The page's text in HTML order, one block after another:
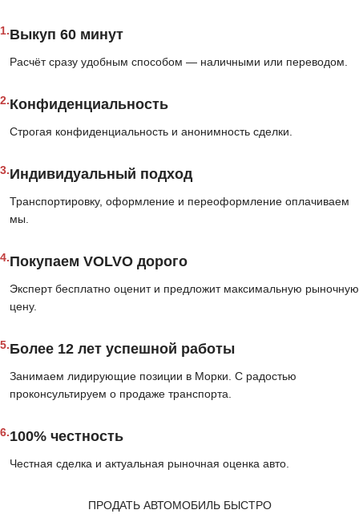
1.Выкуп 60 минут
Расчёт сразу удобным способом — наличными или переводом.
2.Конфиденциальность
Строгая конфиденциальность и анонимность сделки.
3.Индивидуальный подход
Транспортировку, оформление и переоформление оплачиваем
мы.
4.Покупаем VOLVO дорого
Эксперт бесплатно оценит и предложит максимальную рыночную
цену.
5.Более 12 лет успешной работы
Занимаем лидирующие позиции в Морки. С радостью
проконсультируем о продаже транспорта.
6.100% честность
Честная сделка и актуальная рыночная оценка авто.
ПРОДАТЬ АВТОМОБИЛЬ БЫСТРО